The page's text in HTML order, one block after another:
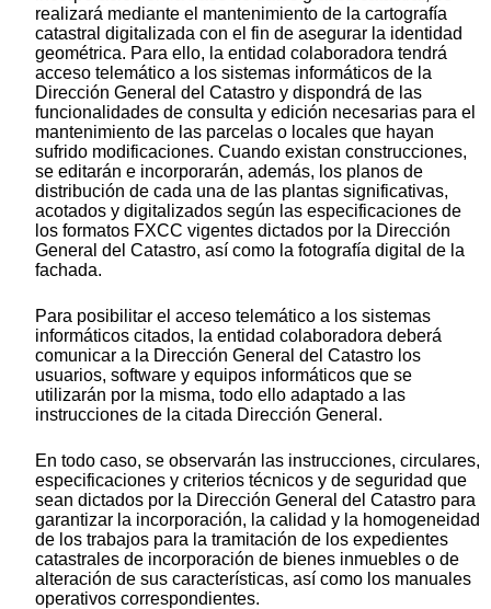
realizará mediante el mantenimiento de la cartografía
catastral digitalizada con el fin de asegurar la identidad
geométrica. Para ello, la entidad colaboradora tendrá
acceso telemático a los sistemas informáticos de la
Dirección General del Catastro y dispondrá de las
funcionalidades de consulta y edición necesarias para el
mantenimiento de las parcelas o locales que hayan
sufrido modificaciones. Cuando existan construcciones,
se editarán e incorporarán, además, los planos de
distribución de cada una de las plantas significativas,
acotados y digitalizados según las especificaciones de
los formatos FXCC vigentes dictados por la Dirección
General del Catastro, así como la fotografía digital de la
fachada.
Para posibilitar el acceso telemático a los sistemas
informáticos citados, la entidad colaboradora deberá
comunicar a la Dirección General del Catastro los
usuarios, software y equipos informáticos que se
utilizarán por la misma, todo ello adaptado a las
instrucciones de la citada Dirección General.
En todo caso, se observarán las instrucciones, circulares,
especificaciones y criterios técnicos y de seguridad que
sean dictados por la Dirección General del Catastro para
garantizar la incorporación, la calidad y la homogeneidad
de los trabajos para la tramitación de los expedientes
catastrales de incorporación de bienes inmuebles o de
alteración de sus características, así como los manuales
operativos correspondientes.